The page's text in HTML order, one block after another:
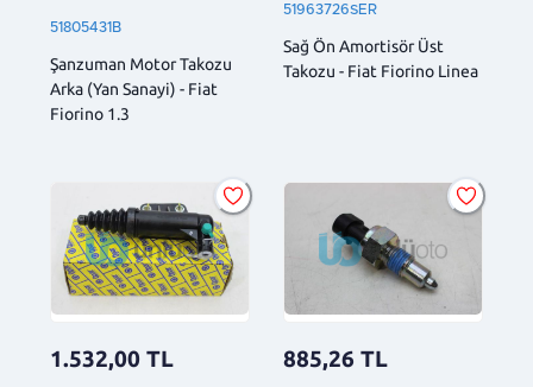
51805431B
Şanzuman Motor Takozu
Arka (Yan Sanayi) - Fiat
Fiorino 1.3
51963726SER
Sağ Ön Amortisör Üst
Takozu - Fiat Fiorino Linea
1.532,00 TL 885,26 TL